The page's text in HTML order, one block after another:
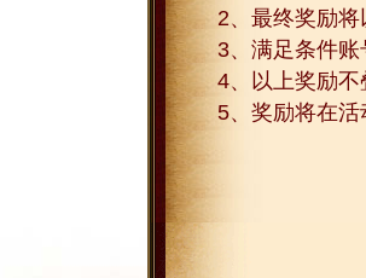
2、最终奖励
3、满足条件
4、以上奖励
5、奖励将在